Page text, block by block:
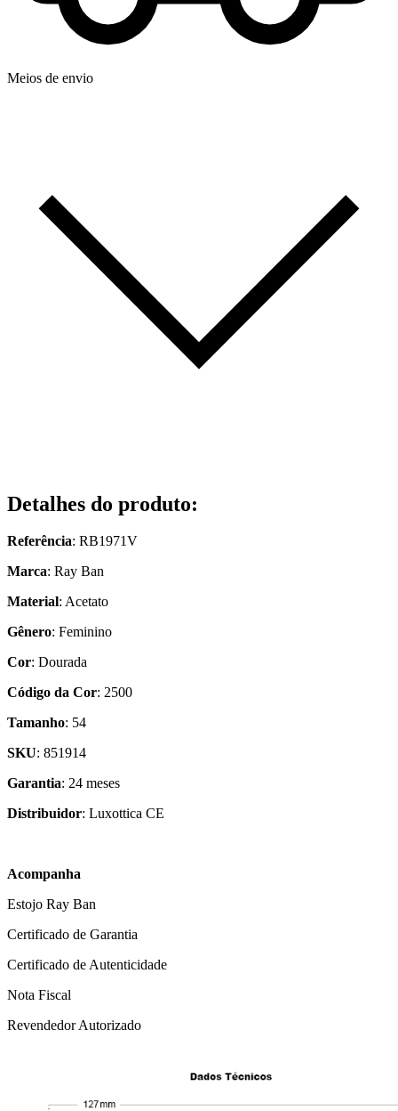
Meios de envio
Detalhes do produto:
Referência: RB1971V
Marca: Ray Ban
Material: Acetato
Gênero: Feminino
Cor: Dourada
Código da Cor: 2500
Tamanho: 54
SKU: 851914
Garantia: 24 meses
Distribuidor: Luxottica CE
Acompanha
Estojo Ray Ban
Certificado de Garantia
Certificado de Autenticidade
Nota Fiscal
Revendedor Autorizado